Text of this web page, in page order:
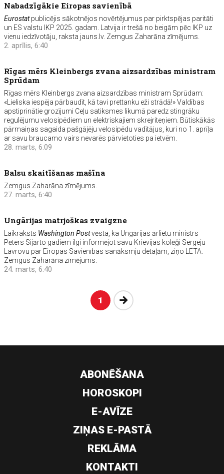
Nabadzīgākie Eiropas savienībā
Eurostatpublicējis sākotnējos novērtējumus par pirktspējas paritāti
un ES valstu IKP 2025. gadam. Latvija ir trešā no beigām pēc IKP uz
vienu iedzīvotāju, raksta jauns.lv. Zemgus Zaharāna zīmējums.
2. aprīlis, 6:40
Rīgas mērs Kleinbergs zvana aizsardzības ministram
Sprūdam
Rīgas mērs Kleinbergs zvana aizsardzības ministram Sprūdam:
«Lieliska iespēja pārbaudīt, kā tavi prettanku eži strādā!» Valdības
apstiprinātie grozījumi Ceļu satiksmes likumā paredz stingrāku
regulējumu velosipēdiem un elektriskajiem skrejriteņiem. Būtiskākās
pārmaiņas sagaida pašgājēju velosipēdu vadītājus, kuri no 1. aprīļa
ar savu braucamo vairs nevarēs pārvietoties pa ietvēm.
28. marts, 6:09
Balsu skaitīšanas mašīna
Zemgus Zaharāna zīmējums.
27. marts, 6:40
Ungārijas matrjoškas zvaigzne
Laikraksts Washington Postvēsta, ka Ungārijas ārlietu ministrs
Pēters Sijārto gadiem ilgi informējot savu Krievijas kolēģi Sergeju
Lavrovu par Eiropas Savienības sanāksmju detaļām, ziņo LETA.
Zemgus Zaharāna zīmējums.
24. marts, 6:40
1 Nākošā
ABONĒŠANA
HOROSKOPI
E-AVĪZE
ZIŅAS E-PASTĀ
REKLĀMA
KONTAKTI